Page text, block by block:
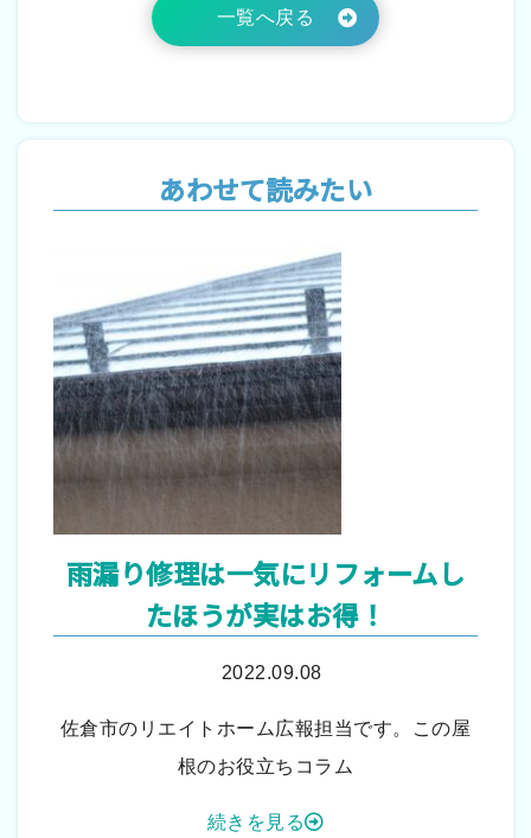
一覧へ戻る
あわせて読みたい
雨漏り修理は一気にリフォームし
たほうが実はお得！
2022.09.08
佐倉市のリエイトホーム広報担当です。この屋
根のお役立ちコラム
続きを見る